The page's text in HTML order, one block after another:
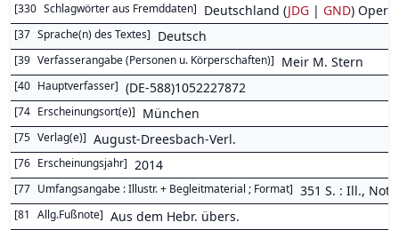
[330 Schlagwörter aus Fremddaten] Deutschland (JDG | GND) Oper (
[37 Sprache(n) des Textes] Deutsch
[39 Verfasserangabe (Personen u. Körperschaften)] Meir M. Stern
[40 Hauptverfasser] (DE-588)1052227872
[74 Erscheinungsort(e)] München
[75 Verlag(e)] August-Dreesbach-Verl.
[76 Erscheinungsjahr] 2014
[77 Umfangsangabe : Illustr. + Begleitmaterial ; Format] 351 S. : Ill.,
[81 Allg.Fußnote] Aus dem Hebr. übers.